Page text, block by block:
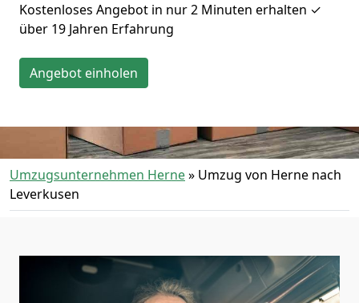
Kostenloses Angebot in nur 2 Minuten erhalten ✓
über 19 Jahren Erfahrung
Angebot einholen
Umzugsunternehmen Herne» Umzug von Herne nach
Leverkusen